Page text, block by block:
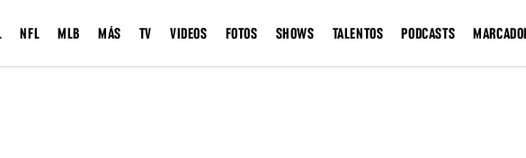
NFL MLB MÁS TV VIDEOS FOTOS SHOWS TALENTOS PODCASTS